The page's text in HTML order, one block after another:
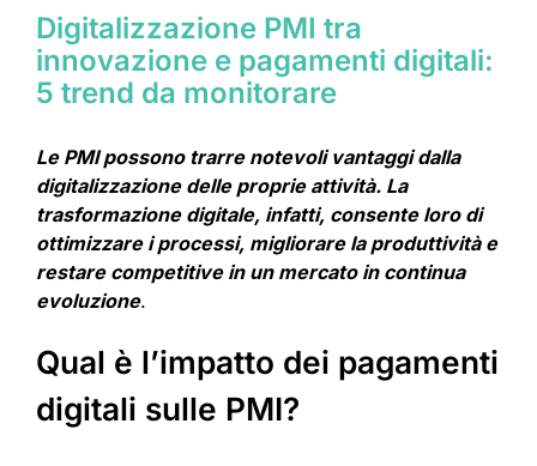
Digitalizzazione PMI tra
innovazione e pagamenti digitali:
5 trend da monitorare
Le PMI possono trarre notevoli vantaggi dalla
digitalizzazione delle proprie attività. La
trasformazione digitale, infatti, consente loro di
ottimizzare i processi, migliorare la produttività e
restare competitive in un mercato in continua
evoluzione.
Qual è l’impatto dei pagamenti
digitali sulle PMI?